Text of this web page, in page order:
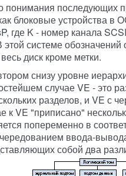
понимания последующих
блоковые устройства в
где K - номер канала
системе обозначений
диск кроме метки.
снизу уровне
случае VE - это
разделов, и VE с
к VE "приписано"
попеременно в
ввода-
собой два